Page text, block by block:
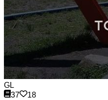
GL
37
18